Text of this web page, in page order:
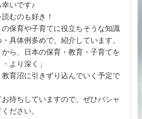
いです♪
むのも好き！
保育や子育てに役立ちそうな知識
具体例多めで、紹介しています。
ら、日本の保育・教育・子育てを
より深く」
育沼に引きずり込んでいく予定で
待ちしていますので、ぜひバシャ
ださい。